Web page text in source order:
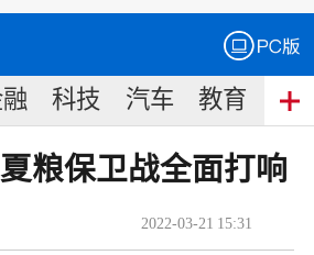
科技 汽车 教育 食
粮保卫战全面打响
2022-03-21 15:31